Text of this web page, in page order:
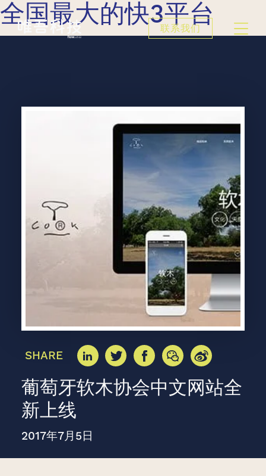
全国最大的快3平台
联系我们
SHARE
葡萄牙软木协会中文网站全
新上线
2017年7月5日